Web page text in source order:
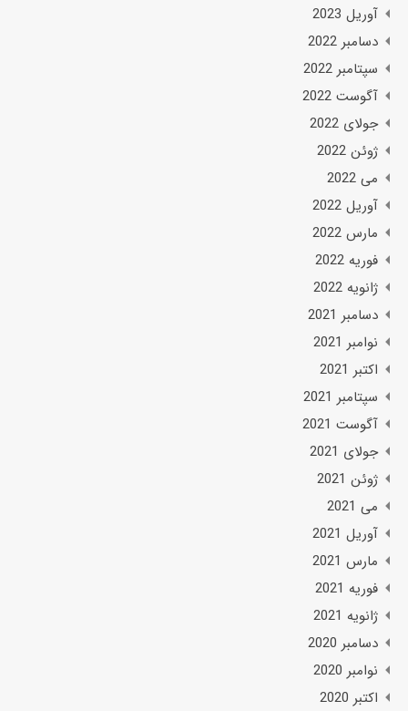
آوریل 2023
دسامبر 2022
سپتامبر 2022
آگوست 2022
جولای 2022
ژوئن 2022
می 2022
آوریل 2022
مارس 2022
فوریه 2022
ژانویه 2022
دسامبر 2021
نوامبر 2021
اکتبر 2021
سپتامبر 2021
آگوست 2021
جولای 2021
ژوئن 2021
می 2021
آوریل 2021
مارس 2021
فوریه 2021
ژانویه 2021
دسامبر 2020
نوامبر 2020
اکتبر 2020